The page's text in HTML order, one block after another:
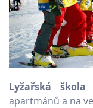
Lyžařská škola
apartmánů a na